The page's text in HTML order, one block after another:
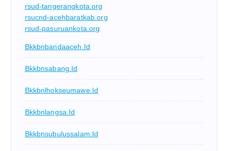
rsud-tangerangkota.org
rsucnd-acehbaratkab.org
rsud-pasuruankota.org
Bkkbnbandaaceh.id
Bkkbnsabang.id
Bkkbnlhokseumawe.id
Bkkbnlangsa.id
Bkkbnsubulussalam.id